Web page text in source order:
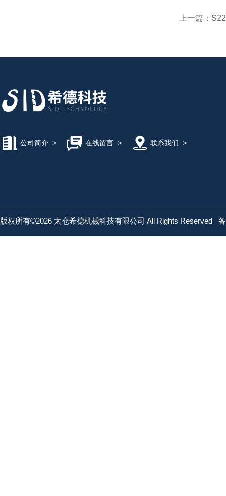
上一篇：
公司简介 > 在线留言> 联系我们 >
版权所有©2026 太仓希德机械科技有限公司 All Rights Reserved